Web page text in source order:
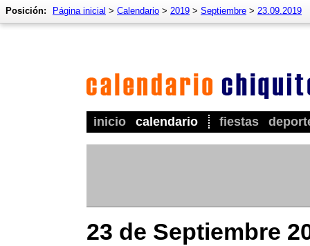
inicio calendario fiestas
Posición: Página inicial > Calendario > 2019 > Septiembre > 23.09.2019
23 de Septiembre